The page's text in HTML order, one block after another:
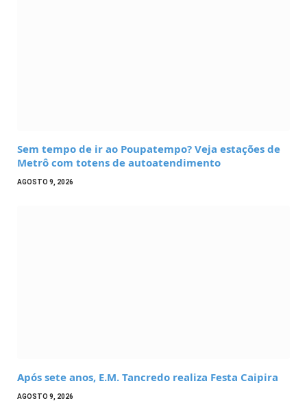
Sem tempo de ir ao Poupatempo? Veja estações de
Metrô com totens de autoatendimento
AGOSTO 9, 2026
Após sete anos, E.M. Tancredo realiza Festa Caipira
AGOSTO 9, 2026